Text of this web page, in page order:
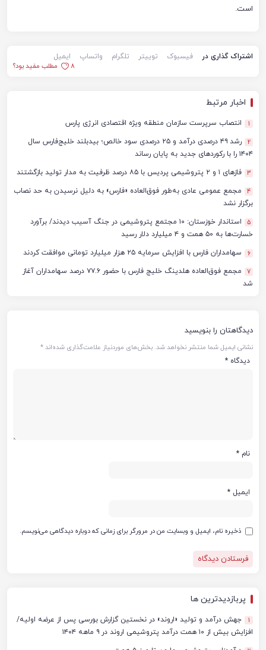
است.
اشتراک گذاری در فیسبوک توییتر تلگرام واتساپ
ایمیل
8
مطلب مفید بود؟
اخبار مرتبط
1 انتصاب سرپرست سازمان منطقه ویژه اقتصادی انرژی پارس
2
رشد ۴۹ درصدی درآمد و ۲۵ درصدی سود خالص؛ بیدبلند خلیج‌فارس سال
۱۴۰۴ را با رکوردهای جدید به پایان رساند
3 فازهای ۱ و ۲ پتروشیمی پردیس با ۸۵ درصد ظرفیت به مدار تولید بازگشتند
4
مجمع عمومی عادی به‌طور فوق‌العاده «فارس» به دلیل نرسیدن به حد نصاب
برگزار نشد
5
استاندار خوزستان: ۱۰ مجتمع پتروشیمی در جنگ آسیب دیدند/ برآورد
خسارت‌ها به ۵۰ همت و ۴ میلیارد دلار رسید
6 سهامداران فارس با افزایش سرمایه ۲۵ هزار میلیارد تومانی موافقت کردند
7
مجمع فوق‌العاده هلدینگ خلیج فارس با حضور ۷۷.۶ درصد سهامداران آغاز
شد
دیدگاهتان را بنویسید
نشانی ایمیل شما منتشر نخواهد شد. بخش‌های موردنیاز علامت‌گذاری شده‌اند*
دیدگاه *
نام *
ایمیل *
ذخیره نام، ایمیل و وبسایت من در مرورگر برای زمانی که دوباره دیدگاهی می‌نویسم.
پربازدیدترین ها
1
جهش درآمد و تولید «اروند» در نخستین گزارش بورسی پس از عرضه اولیه/
افزایش بیش از ۱۰ همت درآمد پتروشیمی اروند در ۹ ماهه ۱۴۰۴